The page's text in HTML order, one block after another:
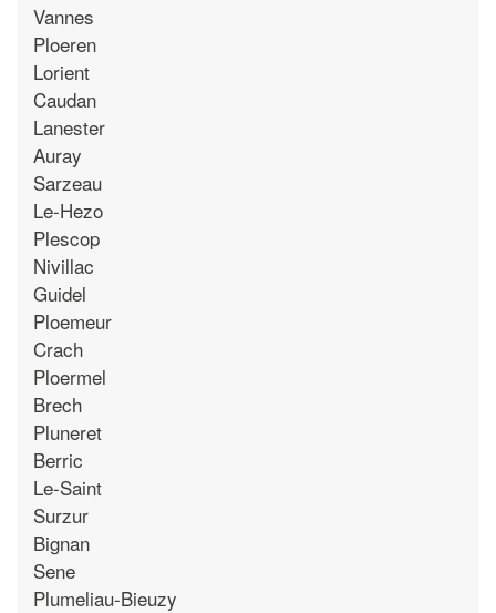
Vannes
Ploeren
Lorient
Caudan
Lanester
Auray
Sarzeau
Le-Hezo
Plescop
Nivillac
Guidel
Ploemeur
Crach
Ploermel
Brech
Pluneret
Berric
Le-Saint
Surzur
Bignan
Sene
Plumeliau-Bieuzy